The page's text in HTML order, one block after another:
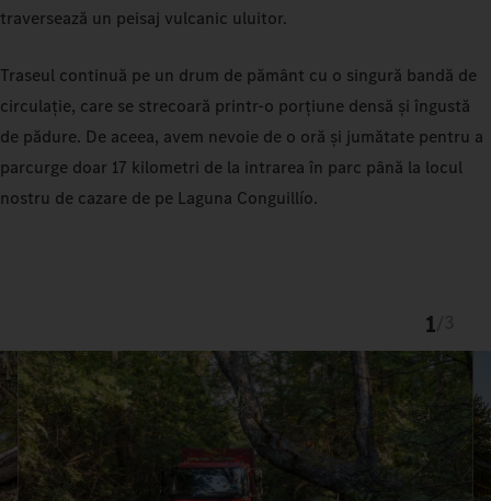
traversează un peisaj vulcanic uluitor.
Traseul continuă pe un drum de pământ cu o singură bandă de
circulație, care se strecoară printr-o porțiune densă și îngustă
de pădure. De aceea, avem nevoie de o oră și jumătate pentru a
parcurge doar 17 kilometri de la intrarea în parc până la locul
nostru de cazare de pe Laguna Conguillío.
1